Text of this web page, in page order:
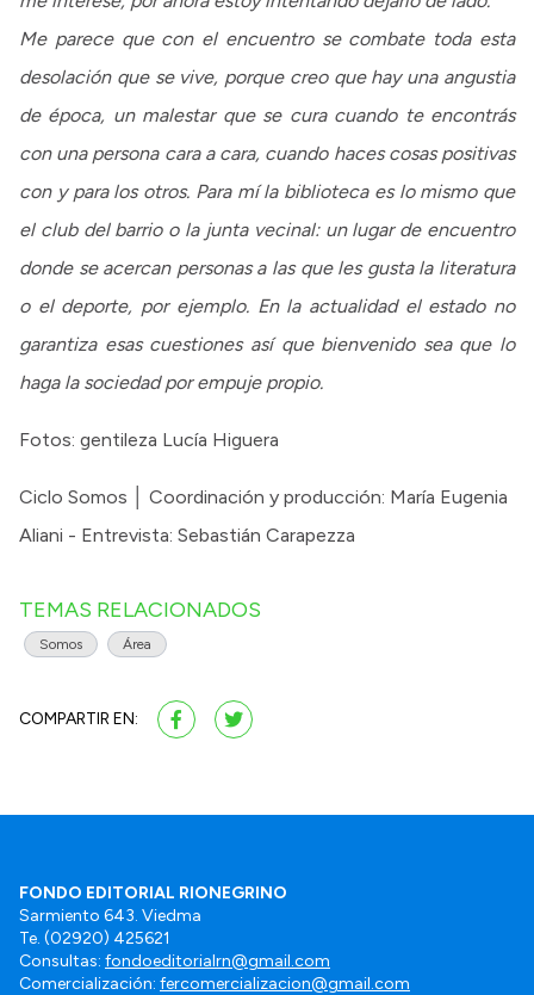
Me parece que con el encuentro se combate toda esta
desolación que se vive, porque creo que hay una angustia
de época, un malestar que se cura cuando te encontrás
con una persona cara a cara, cuando haces cosas positivas
con y para los otros. Para mí la biblioteca es lo mismo que
el club del barrio o la junta vecinal: un lugar de encuentro
donde se acercan personas a las que les gusta la literatura
o el deporte, por ejemplo. En la actualidad el estado no
garantiza esas cuestiones así que bienvenido sea que lo
haga la sociedad por empuje propio.
Fotos: gentileza Lucía Higuera
Ciclo Somos │ Coordinación y producción: María Eugenia
Aliani - Entrevista: Sebastián Carapezza
TEMAS RELACIONADOS
Somos Área
COMPARTIR EN:
FONDO EDITORIAL RIONEGRINO
Sarmiento 643. Viedma
Te. (02920) 425621
Consultas: fondoeditorialrn@gmail.com
Comercialización: fercomercializacion@gmail.com